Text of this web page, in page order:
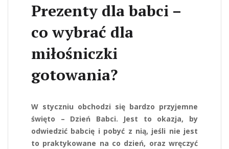
Prezenty dla babci –
co wybrać dla
miłośniczki
gotowania?
W styczniu obchodzi się bardzo przyjemne
święto – Dzień Babci. Jest to okazja, by
odwiedzić babcię i pobyć z nią, jeśli nie jest
to praktykowane na co dzień, oraz wręczyć